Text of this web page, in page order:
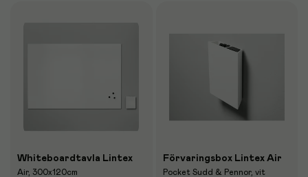
Whiteboardtavla Lintex
Air, 300x120cm
Förvaringsbox Lintex Air
Pocket Sudd & Pennor, vit